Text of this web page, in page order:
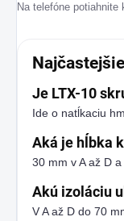
Na telefóne potiahnite
Je LTX-10
Ide o natĺkaciu
Aká je hĺbka
30 mm v A až D
Akú izoláciu
V A až D do 70